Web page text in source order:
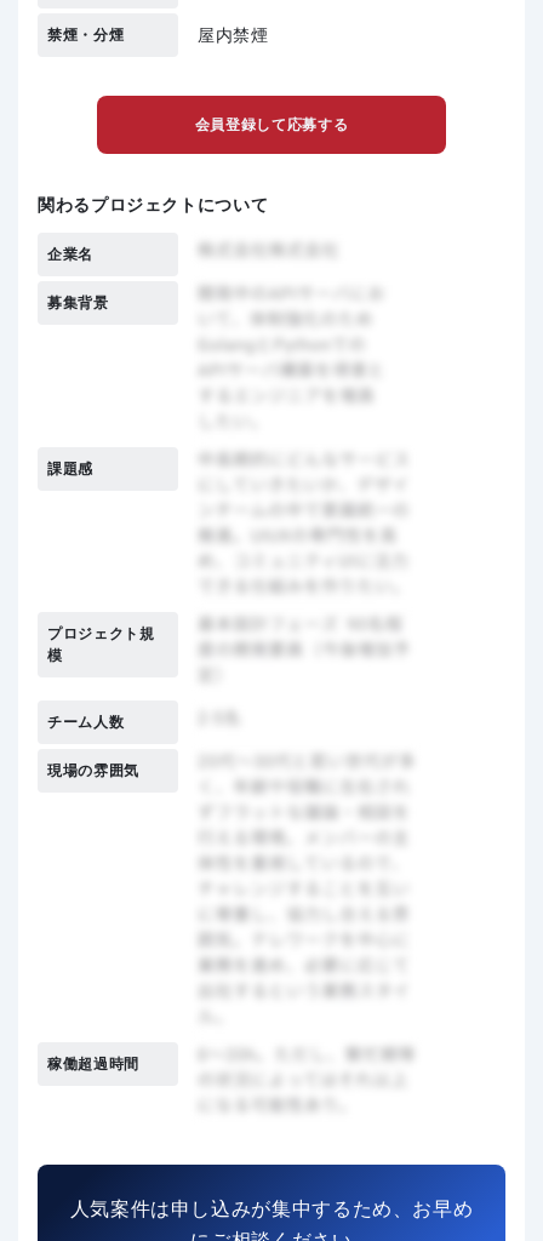
禁煙・分煙 屋内禁煙
会員登録して応募する
関わるプロジェクトについて
企業名
募集背景
課題感
プロジェクト規
模
チーム人数
現場の雰囲気
稼働超過時間
人気案件は申し込みが集中するため、お早め